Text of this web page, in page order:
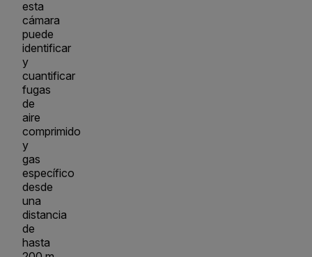
esta
cámara
puede
identificar
y
cuantificar
fugas
de
aire
comprimido
y
gas
específico
desde
una
distancia
de
hasta